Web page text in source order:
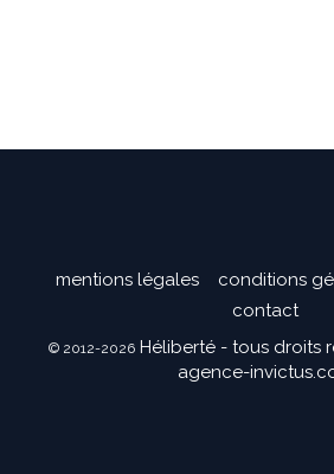
mentions légales
conditions
contact
© 2012-2026 Héliberté - tous droits
agence-